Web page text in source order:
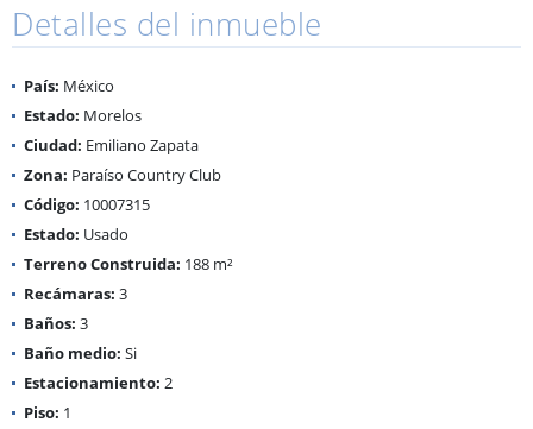
Detalles del inmueble
País: México
Estado: Morelos
Ciudad: Emiliano Zapata
Zona: Paraíso Country Club
Código: 10007315
Estado: Usado
Terreno Construida: 188 m²
Recámaras: 3
Baños: 3
Baño medio: Si
Estacionamiento: 2
Piso: 1